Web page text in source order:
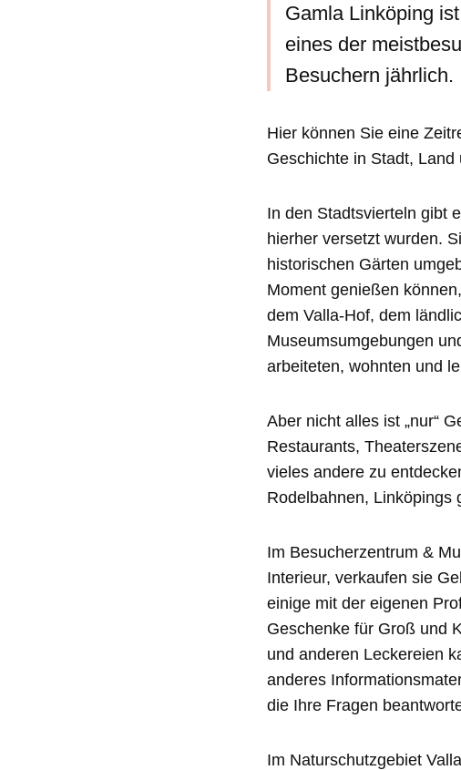
Gamla Linköping
eines der
Besuchern jährlich.
Hier können Sie eine
Geschichte in Stadt, Land
In den Stadtsvierteln gibt
hierher versetzt wurden.
historischen Gärten
Moment genießen
dem Valla-Hof, dem
Museumsumgebungen
arbeiteten, wohnten und
Aber nicht alles ist „nur“
Restaurants,
vieles andere zu
Rodelbahnen, Linköpings
Im Besucherzentrum &
Interieur, verkaufen sie
einige mit der eigenen
Geschenke für Groß und
und anderen Leckereien
anderes
die Ihre Fragen
Im Naturschutzgebiet